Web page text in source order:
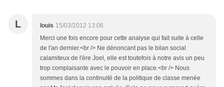
L louis 15/03/2012 13:06
Merci une fois encore pour cette analyse qui fait suite à celle
de l'an dernier.<br /> Ne dénoncant pas le bilan social
calamiteux de l'ère Joel, elle est toutefois à notre avis un peu
trop complaisante avec le pouvoir en place.<br /> Nous
sommes dans la continuité de la politique de classe menée